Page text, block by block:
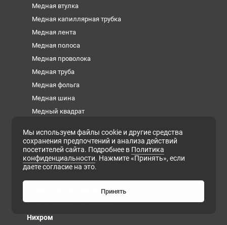
Медная втулка
Медная капиллярная трубка
Медная лента
Медная полоса
Медная проволока
Медная труба
Медная фольга
Медная шина
Медный квадрат
Медный лист
Медный пруток
Медный шестигранник
Сварочная медная проволока
Труба медная профильная
Нихром
Мы используем файлы cookie и другие средства
сохранения предпочтений и анализа действий
посетителей сайта. Подробнее в Политика
конфиденциальности. Нажмите «Принять», если
даете согласие на это.
Принять